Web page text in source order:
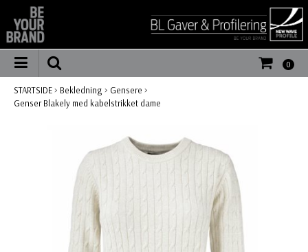
0
STARTSIDE> Bekledning > Gensere >
Genser Blakely med kabelstrikket dame